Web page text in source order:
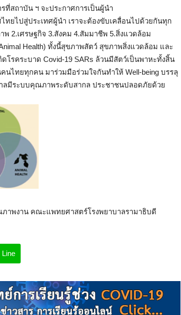
ที่สถาบัน ฯ จะประกาศการเป็นผู้นำ
ยไปสู่ประเทศผู้นำ เราจะต้องขับเคลื่อนไปด้วยกันทุก
2.เศรษฐกิจ 3.สังคม 4.สัมมาชีพ 5.สิ่งแวดล้อม
Health) ทั้งนี้สุขภาพสัตว์ สุขภาพสิ่งแวดล้อม และ
รคระบาด Covid-19 SARs ล้วนมีสัตว์เป็นพาหะทั้งสิ้น
ไทยทุกคน มาร่วมมือร่วมใจกันทำให้ Well-being บรรลุ
ลมีระบบคุณภาพระดับสากล ประชาชนปลอดภัยด้วย
าพงาน คณะแพทยศาสตร์โรงพยาบาลรามาธิบดี
Line